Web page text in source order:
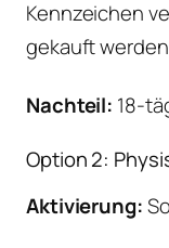
Kennzeichen
gekauft werden
Nachteil: 18-
Option 2:
Aktivierung: